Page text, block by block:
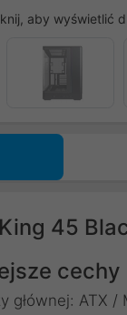
aby wyświetlić
45
cechy
głównej: